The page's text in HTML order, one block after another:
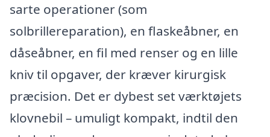
sarte operationer (som
solbrillereparation), en flaskeåbner, en
dåseåbner, en fil med renser og en lille
kniv til opgaver, der kræver kirurgisk
præcision. Det er dybest set værktøjets
klovnebil – umuligt kompakt, indtil den